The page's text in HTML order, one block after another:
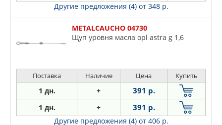
Другие предложения (4) от 348 р.
METALCAUCHO 04730
Щуп уровня масла opl astra g 1,6
Поставка Наличие Цена Купить
1 дн. + 391 р.
1 дн. + 391 р.
Другие предложения (4) от 406 р.